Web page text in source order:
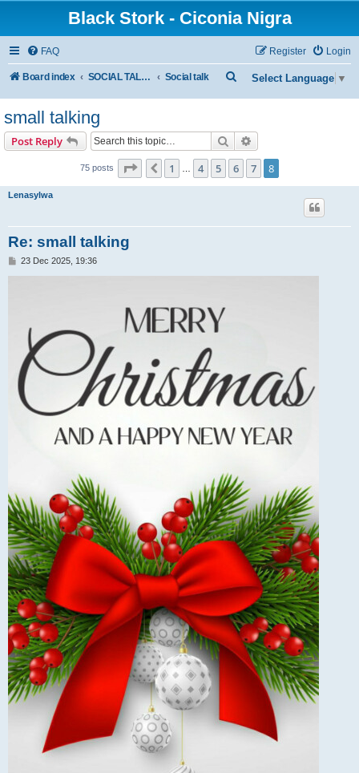
Black Stork - Ciconia Nigra
FAQ Login
Register
Board index SOCIAL TALKING Social talk Select Language ▼
e
c
h
small talking
Post Reply Search
75 posts Page of8
Previous
1 4 5 6 7 8
Lenasylwa
Re: small talking
P23 Dec 2025, 19:36